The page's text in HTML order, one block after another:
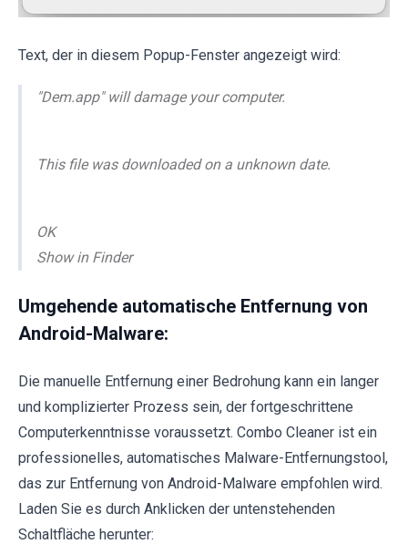
Text, der in diesem Popup-Fenster angezeigt wird:
"Dem.app" will damage your computer.
This file was downloaded on a unknown date.
OK
Show in Finder
Umgehende automatische Entfernung von
Android-Malware:
Die manuelle Entfernung einer Bedrohung kann ein langer
und komplizierter Prozess sein, der fortgeschrittene
Computerkenntnisse voraussetzt. Combo Cleaner ist ein
professionelles, automatisches Malware-Entfernungstool,
das zur Entfernung von Android-Malware empfohlen wird.
Laden Sie es durch Anklicken der untenstehenden
Schaltfläche herunter: